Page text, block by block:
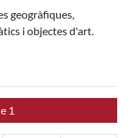
geogràfiques,
i objectes d'art.
1